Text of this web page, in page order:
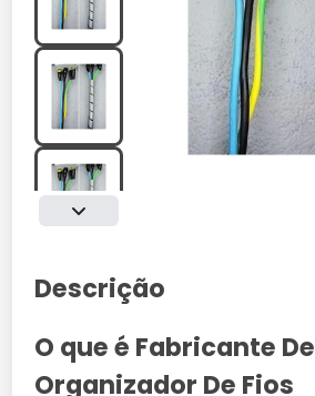
Descrição
O que é Fabricante De
Organizador De Fios